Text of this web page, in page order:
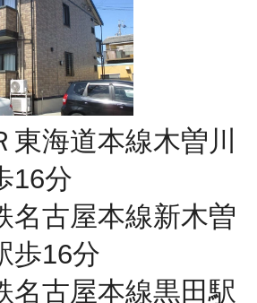
東海道本線木曽川
16分
名古屋本線新木曽
歩16分
名古屋本線黒田駅